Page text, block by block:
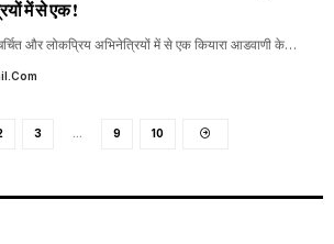
में से एक !
और लोकप्रिय अभिनेत्रियों में से एक कियारा आडवाणी के…
3 9 10